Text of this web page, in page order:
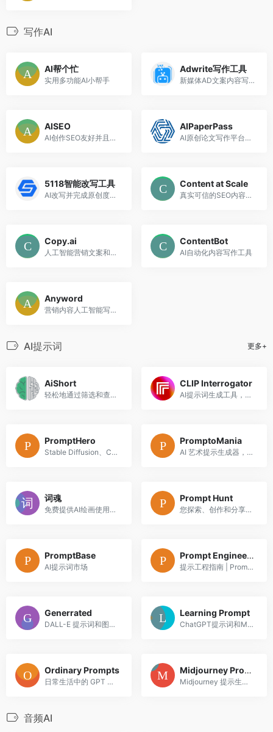
写作AI
AI帮个忙
实用多功能AI小帮手
Adwrite写作工具
新媒体AD文案内容写作助手，能够分析您输入的内容并自动为您撰写高质量的原创内容
AISEO
AI创作SEO友好并且可通过AI检测的文案和文章
AIPaperPass
AI原创论文写作平台，免费千字大纲，5分钟生成3万字初稿，提供答辩汇报ppt、开题报告、任务书等，40篇真实中英文知网参考文献，重复率超过10%包退费。
5118智能改写工具
AI改写并完成原创度检测
Content at Scale
真实可信的SEO内容创作AI
Copy.ai
人工智能营销文案和内容创作工具
ContentBot
AI自动化内容写作工具
Anyword
营销内容人工智能写作助手
AI提示词 更多+
AiShort
轻松地通过筛选和查询找到适合各种场景（如ChatGPT）的提示词，从而提升你的生产力
CLIP Interrogator
AI提示词生成工具，可从图片反推提示词
PromptHero
Stable Diffusion、ChatGPT 和 Midjourney 的提示词库
PromptoMania
AI 艺术提示生成器，支持 CF Spark，Midjourney or Stable Diffusion，DALL-E 2, Disco Diffusion，WOMBO Dream
词魂
免费提供AI绘画使用的AI提示词(promt)、AI咒语
Prompt Hunt
您探索、创作和分享人工智能艺术的家园
PromptBase
AI提示词市场
Prompt Engineering Guide
提示工程指南 | Prompt Engineering Guide
Generrated
DALL-E 提示词和图片参考和灵感
Learning Prompt
ChatGPT提示词和Midjourney教程
Ordinary Prompts
日常生活中的 GPT 提示库
Midjourney Prompt Generator
Midjourney 提示生成器：帮助您创建完美的提示！
音频AI